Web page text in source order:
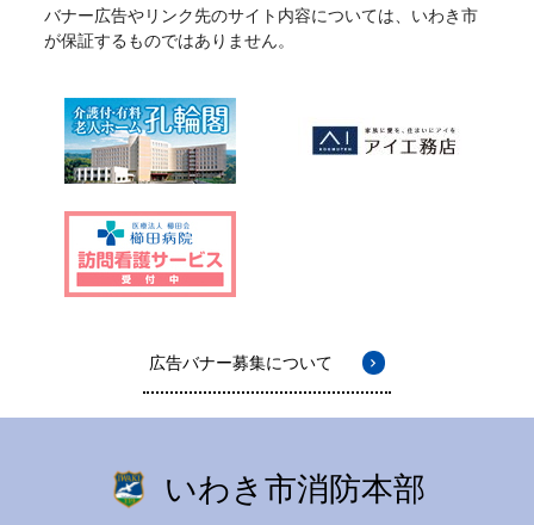
バナー広告やリンク先のサイト内容については、いわき市
が保証するものではありません。
広告バナー募集について
いわき市消防本部